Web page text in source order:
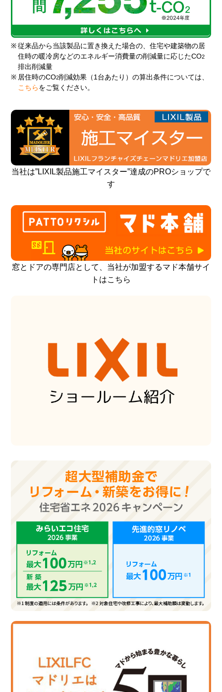
※ 従来品から当該製品に置き換えた場合の、住宅や建築物の居
住時の暖冷房などのエネルギー消費量の削減量に応じたCO2
排出削減量
※ 居住時のCO2削減効果（1台あたり）の算出条件については、
こちら をご覧ください。
当社は”LIXIL製品施工マイスター”達成のPROショップで
す
窓とドアの専門店として、当社が加盟するマド本舗サイ
トはこちら